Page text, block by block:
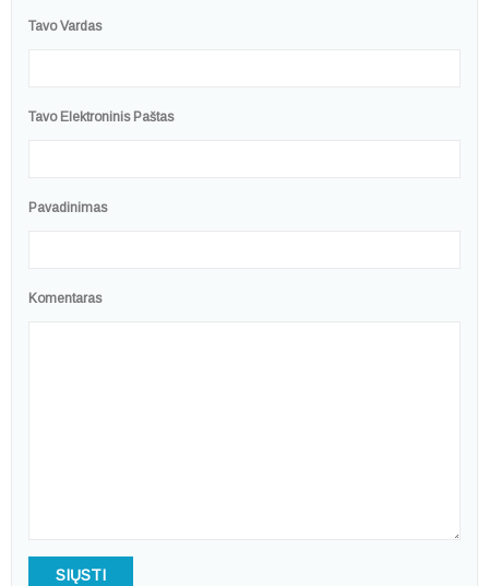
Tavo Vardas
Tavo Elektroninis Paštas
Pavadinimas
Komentaras
SIŲSTI